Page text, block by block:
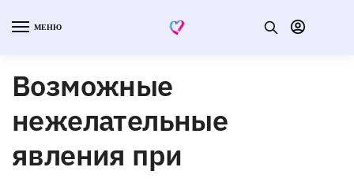
МЕНЮ
Возможные
нежелательные
явления при